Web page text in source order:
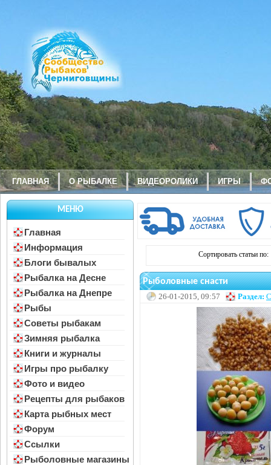
ГЛАВНАЯ О РЫБАЛКЕ ВИДЕОРОЛИКИ ИГРЫ
МЕНЮ
Главная
Информация
Блоги бывалых
Рыбалка на Десне
Рыбалка на Днепре
Рыбы
Советы рыбакам
Зимняя рыбалка
Книги и журналы
Игры про рыбалку
Фото и видео
Рецепты для рыбаков
Карта рыбных мест
Форум
Ссылки
Рыболовные магазины
Сортировать статьи по:
Рыболовные снасти
26-01-2015, 09:57 Раздел: